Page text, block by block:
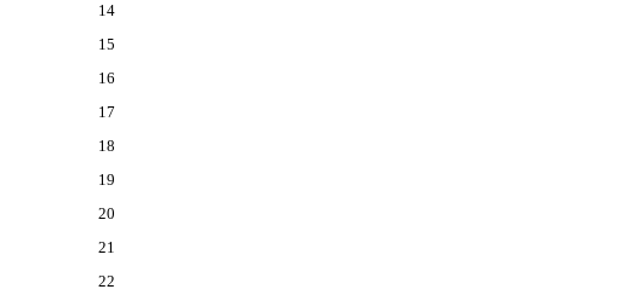
14
15
16
17
18
19
20
21
22